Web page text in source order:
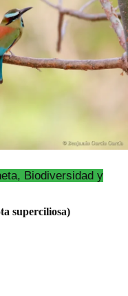
Biodiversidad y
superciliosa)